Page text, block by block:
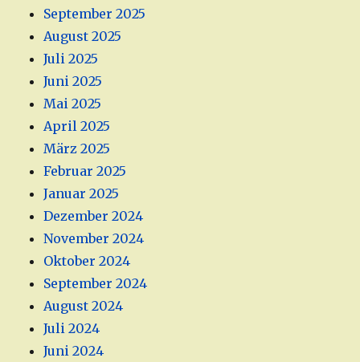
September 2025
August 2025
Juli 2025
Juni 2025
Mai 2025
April 2025
März 2025
Februar 2025
Januar 2025
Dezember 2024
November 2024
Oktober 2024
September 2024
August 2024
Juli 2024
Juni 2024